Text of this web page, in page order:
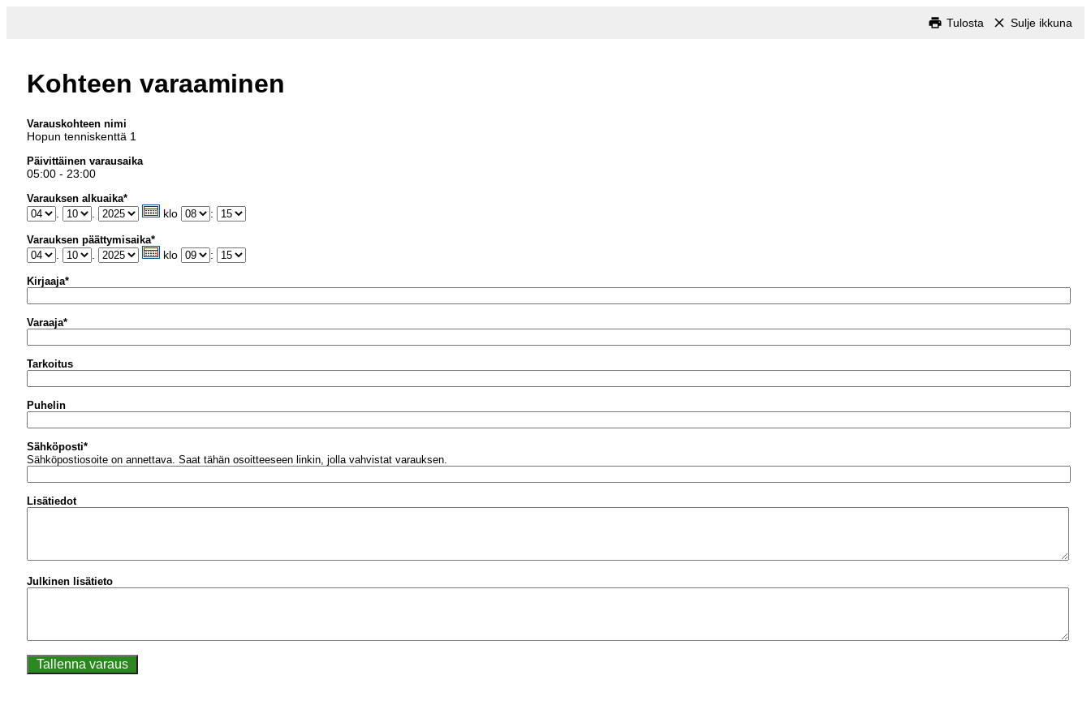
Tulosta Sulje ikkuna
Kohteen varaaminen
Varauskohteen nimi
Hopun tenniskenttä 1
Päivittäinen varausaika
05:00 - 23:00
Varauksen alkuaika*
klo :
Varauksen päättymisaika*
klo :
Kirjaaja*
Varaaja*
Tarkoitus
Puhelin
Sähköposti*
Sähköpostiosoite on annettava. Saat tähän osoitteeseen linkin, jolla vahvistat varauksen.
Lisätiedot
Julkinen lisätieto